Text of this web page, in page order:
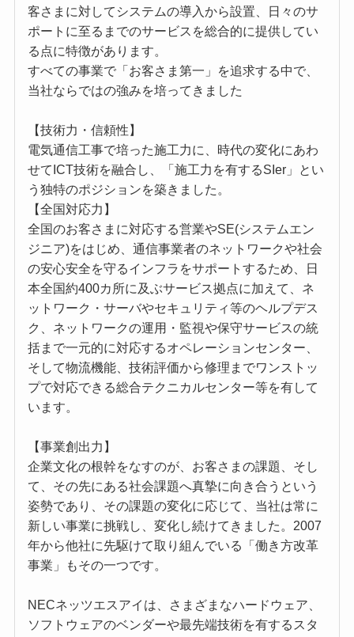
客さまに対してシステムの導入から設置、日々のサ
ポートに至るまでのサービスを総合的に提供してい
る点に特徴があります。
すべての事業で「お客さま第一」を追求する中で、
当社ならではの強みを培ってきました
【技術力・信頼性】
電気通信工事で培った施工力に、時代の変化にあわ
せてICT技術を融合し、「施工力を有するSIer」とい
う独特のポジションを築きました。
【全国対応力】
全国のお客さまに対応する営業やSE(システムエン
ジニア)をはじめ、通信事業者のネットワークや社会
の安心安全を守るインフラをサポートするため、日
本全国約400カ所に及ぶサービス拠点に加えて、ネ
ットワーク・サーバやセキュリティ等のヘルプデス
ク、ネットワークの運用・監視や保守サービスの統
括まで一元的に対応するオペレーションセンター、
そして物流機能、技術評価から修理までワンストッ
プで対応できる総合テクニカルセンター等を有して
います。
【事業創出力】
企業文化の根幹をなすのが、お客さまの課題、そし
て、その先にある社会課題へ真摯に向き合うという
姿勢であり、その課題の変化に応じて、当社は常に
新しい事業に挑戦し、変化し続けてきました。2007
年から他社に先駆けて取り組んでいる「働き方改革
事業」もその一つです。
NECネッツエスアイは、さまざまなハードウェア、
ソフトウェアのベンダーや最先端技術を有するスタ